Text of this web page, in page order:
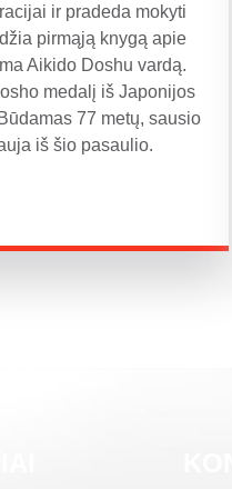
ir pradeda mokyti
pirmąją knygą apie
Aikido Doshu vardą.
medalį iš Japonijos
77 metų, sausio
iš šio pasaulio.